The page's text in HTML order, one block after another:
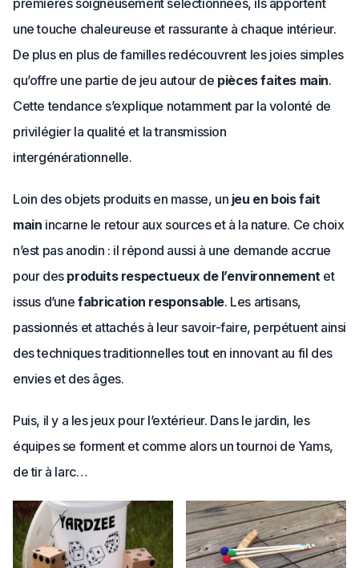
une touche chaleureuse et rassurante à chaque intérieur.
De plus en plus de familles redécouvrent les joies simples
qu’offre une partie de jeu autour de pièces faites main.
Cette tendance s’explique notamment par la volonté de
privilégier la qualité et la transmission
intergénérationnelle.
Loin des objets produits en masse, un jeu en bois fait
main incarne le retour aux sources et à la nature. Ce choix
n’est pas anodin : il répond aussi à une demande accrue
pour des produits respectueux de l’environnement et
issus d’unefabrication responsable. Les artisans,
passionnés et attachés à leur savoir-faire, perpétuent ainsi
des techniques traditionnelles tout en innovant au fil des
envies et des âges.
Puis, il y a les jeux pour l’extérieur. Dans le jardin, les
équipes se forment et comme alors un tournoi de Yams,
de tir à larc…